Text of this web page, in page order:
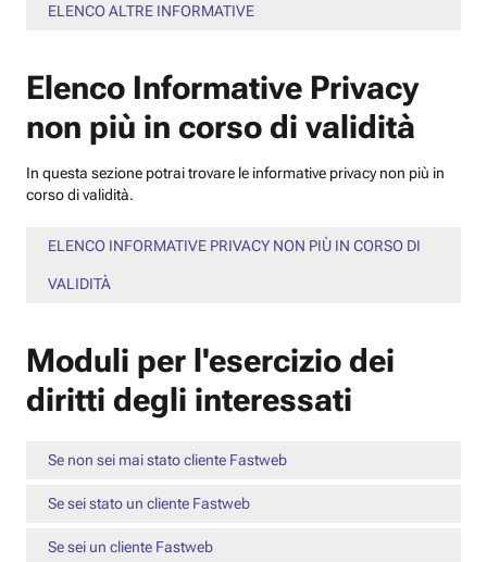
ELENCO ALTRE INFORMATIVE
Elenco Informative Privacy
non più in corso di validità
In questa sezione potrai trovare le informative privacy non più in
corso di validità.
ELENCO INFORMATIVE PRIVACY NON PIÙ IN CORSO DI
VALIDITÀ
Moduli per l'esercizio dei
diritti degli interessati
Se non sei mai stato cliente Fastweb
Se sei stato un cliente Fastweb
Se sei un cliente Fastweb